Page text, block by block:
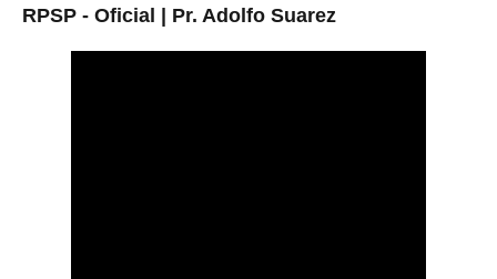
RPSP - Oficial | Pr. Adolfo Suarez